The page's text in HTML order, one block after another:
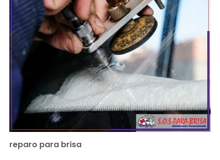
reparo para brisa